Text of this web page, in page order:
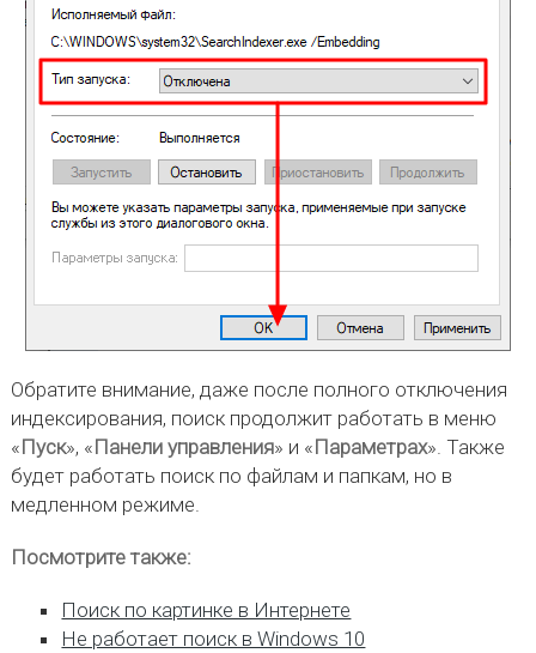
Обратите внимание, даже после полного отключения
индексирования, поиск продолжит работать в меню
«Пуск», «Панели управления» и «Параметрах». Также
будет работать поиск по файлам и папкам, но в
медленном режиме.
Посмотрите также:
Поиск по картинке в Интернете
Не работает поиск в Windows 10